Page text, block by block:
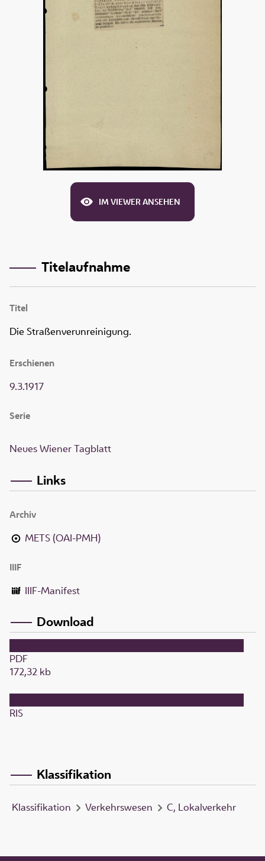
IM VIEWER ANSEHEN
Titelaufnahme
Titel
Die Straßenverunreinigung.
Erschienen
9.3.1917
Serie
Neues Wiener Tagblatt
Links
Archiv
METS (OAI-PMH)
IIIF
IIIF-Manifest
Download
PDF
172,32 kb
RIS
Klassifikation
Klassifikation Verkehrswesen C, Lokalverkehr